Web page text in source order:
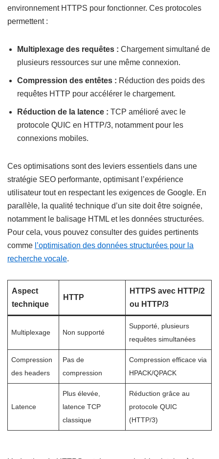
environnement HTTPS pour fonctionner. Ces protocoles
permettent :
Multiplexage des requêtes : Chargement simultané de
plusieurs ressources sur une même connexion.
Compression des entêtes : Réduction des poids des
requêtes HTTP pour accélérer le chargement.
Réduction de la latence : TCP amélioré avec le
protocole QUIC en HTTP/3, notamment pour les
connexions mobiles.
Ces optimisations sont des leviers essentiels dans une
stratégie SEO performante, optimisant l’expérience
utilisateur tout en respectant les exigences de Google. En
parallèle, la qualité technique d’un site doit être soignée,
notamment le balisage HTML et les données structurées.
Pour cela, vous pouvez consulter des guides pertinents
comme l’optimisation des données structurées pour la
recherche vocale.
Aspect
technique
HTTP
HTTPS avec HTTP/2
ou HTTP/3
Multiplexage Non supporté
Supporté, plusieurs
requêtes simultanées
Compression
des headers
Pas de
compression
Compression efficace via
HPACK/QPACK
Latence
Plus élevée,
latence TCP
classique
Réduction grâce au
protocole QUIC
(HTTP/3)